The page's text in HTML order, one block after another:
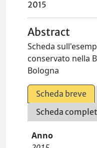
2015
Abstract
Scheda
conservato nella
Bologna
Scheda breve
Scheda
Anno